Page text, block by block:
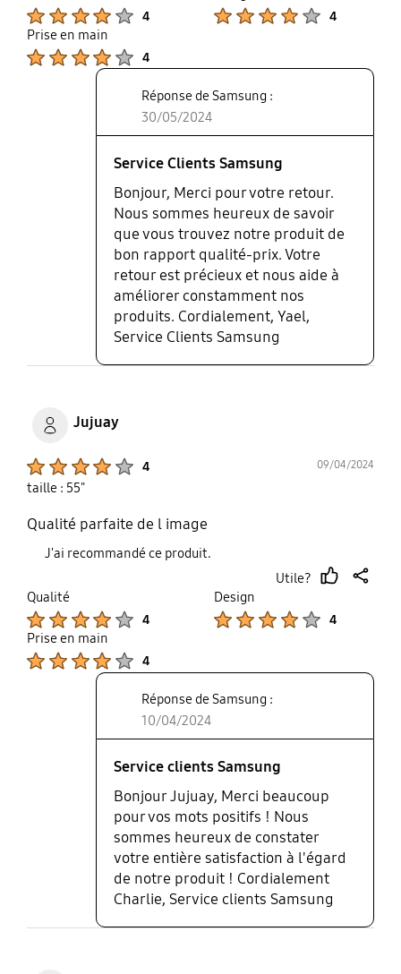
4
4
Prise en main
4
Réponse de Samsung :
30/05/2024
Service Clients Samsung
Bonjour, Merci pour votre retour.
Nous sommes heureux de savoir
que vous trouvez notre produit de
bon rapport qualité-prix. Votre
retour est précieux et nous aide à
améliorer constamment nos
produits. Cordialement, Yael,
Service Clients Samsung
Jujuay
4 09/04/2024
taille : 55"
Qualité parfaite de l image
J'ai recommandé ce produit.
Utile?
up
Qualité
4
Design
4
Prise en main
4
Réponse de Samsung :
10/04/2024
Service clients Samsung
Bonjour Jujuay, Merci beaucoup
pour vos mots positifs ! Nous
sommes heureux de constater
votre entière satisfaction à l'égard
de notre produit ! Cordialement
Charlie, Service clients Samsung